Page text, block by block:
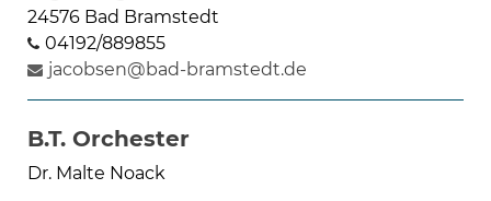
sowie
außerhalb
der
Öffnungszeiten
nach
24576 Bad Bramstedt
04192/889855
jacobsen@bad-bramstedt.de
B.T. Orchester
Dr. Malte Noack